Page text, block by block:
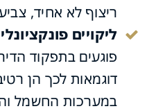
ריצוף לא אחיד,
ליקויים
פוגעים בתפקוד
דוגמאות לכך הן
במערכות החשמל